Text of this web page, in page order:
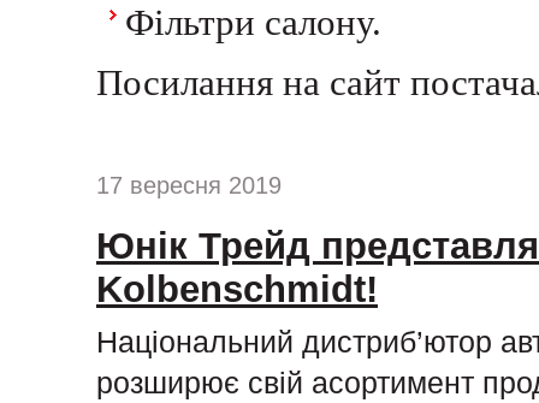
Фільтри салону.
Посилання на сайт
17 вересня 2019
Юнік Трейд
Kolbenschmidt!
Національний дистриб’ютор
розширює свій асортимент